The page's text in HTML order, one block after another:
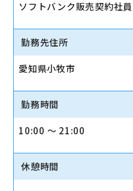
ソフトバンク販売契約社員
勤務先住所
愛知県小牧市
勤務時間
10:00 〜 21:00
休憩時間